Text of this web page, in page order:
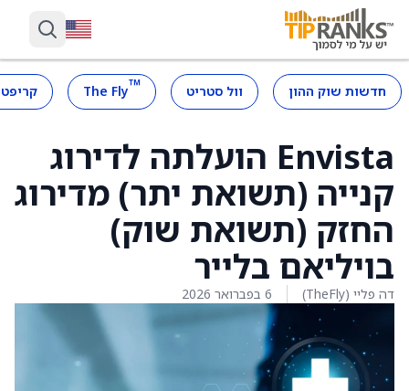
חדשות שוק ההון וול סטריט ™
The Fly
Envista הועלתה לדירוג
קנייה (תשואת יתר) מדירוג
החזק (תשואת שוק)
בויליאם בלייר
דה פליי (TheFly) 6 בפברואר 2026